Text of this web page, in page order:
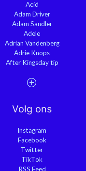
Acid
Adam Driver
Adam Sandler
Adele
Adrian Vandenberg
Adrie Knops
After Kingsday tip
Volg ons
Instagram
Facebook
Twitter
TikTok
RSS Feed